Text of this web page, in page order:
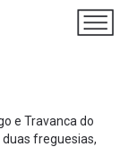
e Travanca do
freguesias,